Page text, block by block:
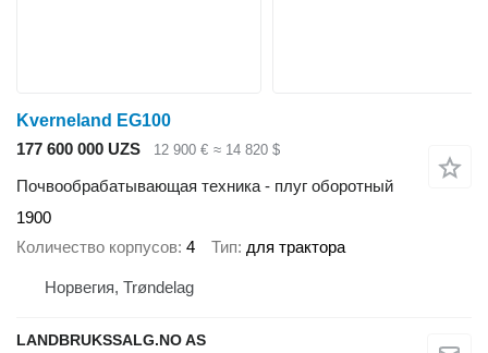
Kverneland EG100
177 600 000 UZS
12 900 € ≈ 14 820 $
Почвообрабатывающая техника - плуг оборотный
1900
Количество корпусов 4 Тип для трактора
Норвегия, Trøndelag
LANDBRUKSSALG.NO AS